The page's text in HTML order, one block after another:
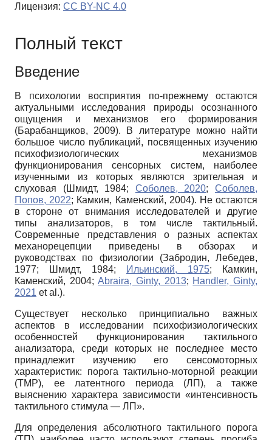
Лицензия: CC BY-NC 4.0
Полный текст
Введение
В психологии восприятия по-прежнему остаются
актуальными исследования природы осознанного
ощущения и механизмов его формирования
(Барабанщиков, 2009). В литературе можно найти
большое число публикаций, посвященных изучению
психофизиологических механизмов
функционирования сенсорных систем, наиболее
изученными из которых являются зрительная и
слуховая (Шмидт, 1984; Соболев, 2020;Соболев,
Попов, 2022; Камкин, Каменский, 2004). Не остаются
в стороне от внимания исследователей и другие
типы анализаторов, в том числе тактильный.
Современные представления о разных аспектах
механорецепции приведены в обзорах и
руководствах по физиологии (Забродин, Лебедев,
1977; Шмидт, 1984;
Ильинский, 1975; Камкин,
Каменский, 2004;Abraira, Ginty, 2013; Handler, Ginty,
2021 et al.).
Существует несколько принципиально важных
аспектов в исследовании психофизиологических
особенностей функционирования тактильного
анализатора, среди которых не последнее место
принадлежит изучению его сенсомоторных
характеристик: порога тактильно-моторной реакции
(ТМР), ее латентного периода (ЛП), а также
выяснению характера зависимости «интенсивность
тактильного стимула — ЛП».
Для определения абсолютного тактильного порога